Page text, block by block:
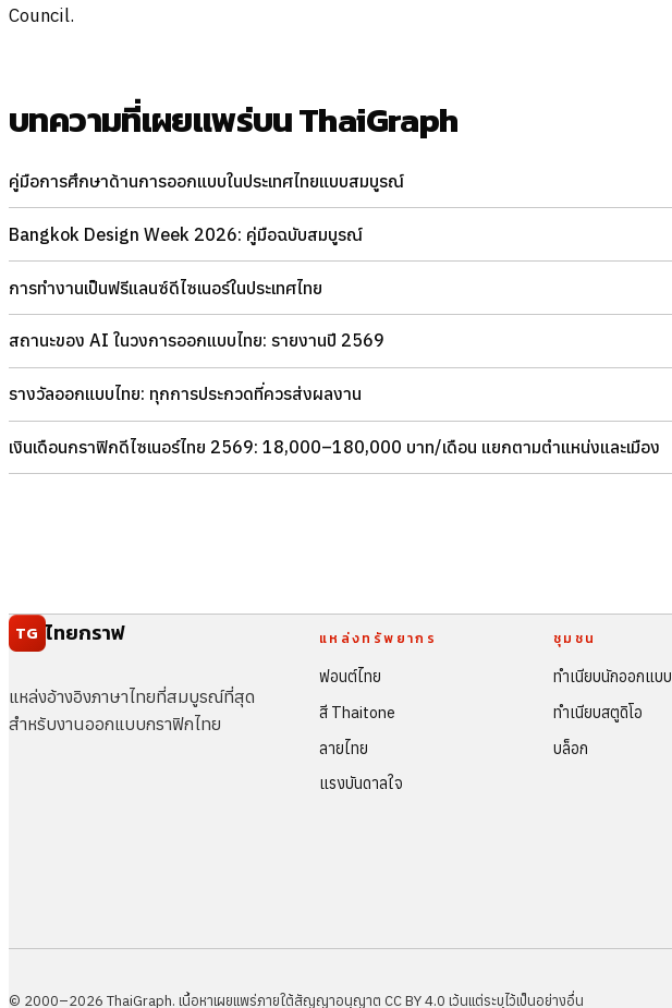
Council.
บทความที่เผยแพร่บน ThaiGraph
คู่มือการศึกษาด้านการออกแบบในประเทศไทยแบบสมบูรณ์
Bangkok Design Week 2026: คู่มือฉบับสมบูรณ์
การทำงานเป็นฟรีแลนซ์ดีไซเนอร์ในประเทศไทย
สถานะของ AI ในวงการออกแบบไทย: รายงานปี 2569
รางวัลออกแบบไทย: ทุกการประกวดที่ควรส่งผลงาน
เงินเดือนกราฟิกดีไซเนอร์ไทย 2569: 18,000–180,000 บาท/เดือน แยกตามตำแหน่งและเมือง
TG ไทยกราฟ
แหล่งอ้างอิงภาษาไทยที่สมบูรณ์ที่สุด
สำหรับงานออกแบบกราฟิกไทย
แหล่งทรัพยากร
ฟอนต์ไทย
สี Thaitone
ลายไทย
แรงบันดาลใจ
ชุมชน
ทำเนียบนักออกแบบ
ทำเนียบสตูดิโอ
บล็อก
© 2000–2026 ThaiGraph. เนื้อหาเผยแพร่ภายใต้สัญญาอนุญาต CC BY 4.0 เว้นแต่ระบุไว้เป็นอย่างอื่น